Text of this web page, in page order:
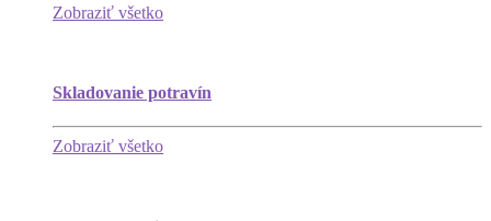
Zobraziť všetko
Skladovanie potravín
Zobraziť všetko